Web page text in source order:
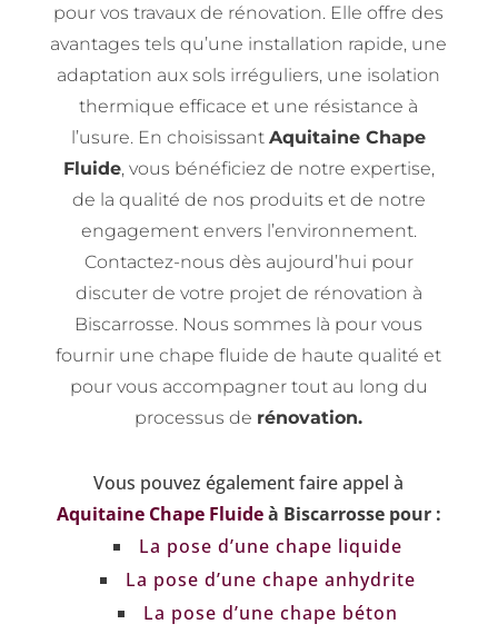
pour vos travaux de rénovation. Elle offre des
avantages tels qu’une installation rapide, une
adaptation aux sols irréguliers, une isolation
thermique efficace et une résistance à
l’usure. En choisissantAquitaine Chape
Fluide, vous bénéficiez de notre expertise,
de la qualité de nos produits et de notre
engagement envers l’environnement.
Contactez-nous dès aujourd’hui pour
discuter de votre projet de rénovation à
Biscarrosse. Nous sommes là pour vous
fournir une chape fluide de haute qualité et
pour vous accompagner tout au long du
processus de rénovation.
Vous pouvez également faire appel à
Aquitaine Chape Fluideà Biscarrosse pour :
La pose d’une chape liquide
La pose d’une chape anhydrite
La pose d’une chape béton